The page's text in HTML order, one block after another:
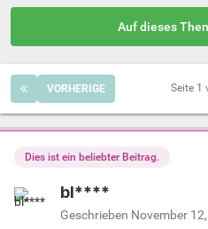
Auf dieses
VORHERIGE Seite 1
Dies ist ein beliebter Beitrag.
bl****
Geschrieben November